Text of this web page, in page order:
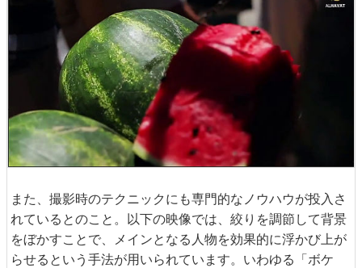
また、撮影時のテクニックにも専門的なノウハウが投入さ
れているとのこと。以下の映像では、絞りを調節して背景
をぼかすことで、メインとなる人物を効果的に浮かび上が
らせるという手法が用いられています。いわゆる「ボケ